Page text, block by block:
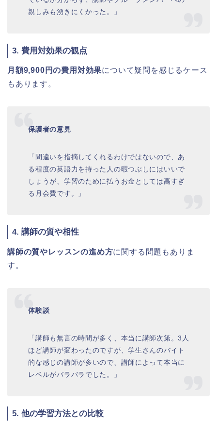
親しみも湧きにくかった。」
3. 費用対効果の観点
月額9,900円の費用対効果について疑問を感じるケース
もあります。
保護者の意見
「間違いを指摘してくれるわけではないので、あ
る程度の英語力を持った人の暇つぶしにはいいで
しょうが、学習のために払うお金としては高すぎ
る月会費です。」
4. 講師の質や相性
講師の質やレッスンの進め方に関する問題もありま
す。
体験談
「講師も無言の時間が多く、本当に講師次第。3人
ほど講師が変わったのですが、学生さんのバイト
的な感じの講師が多いので、講師によって本当に
レベルがバラバラでした。」
5. 他の学習方法との比較